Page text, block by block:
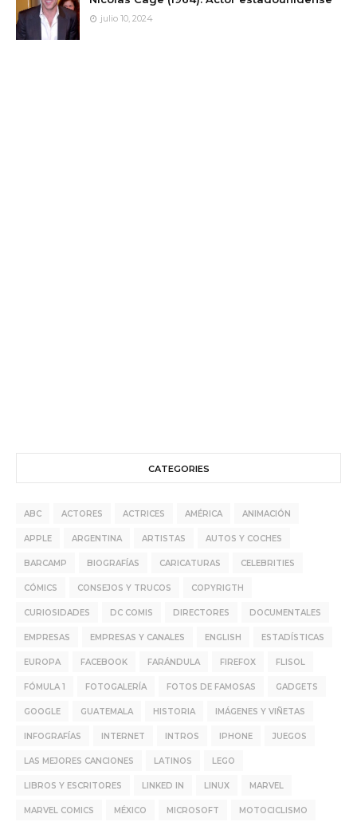
julio 10, 2024
CATEGORIES
ABC ACTORES ACTRICES AMÉRICA ANIMACIÓN
APPLE ARGENTINA ARTISTAS AUTOS Y COCHES
BARCAMP BIOGRAFÍAS CARICATURAS CELEBRITIES
CÓMICS CONSEJOS Y TRUCOS COPYRIGTH
CURIOSIDADES DC COMIS DIRECTORES DOCUMENTALES
EMPRESAS EMPRESAS Y CANALES ENGLISH ESTADÍSTICAS
EUROPA FACEBOOK FARÁNDULA FIREFOX FLISOL
FÓMULA 1 FOTOGALERÍA FOTOS DE FAMOSAS GADGETS
GOOGLE GUATEMALA HISTORIA IMÁGENES Y VIÑETAS
INFOGRAFÍAS INTERNET INTROS IPHONE JUEGOS
LAS MEJORES CANCIONES LATINOS LEGO
LIBROS Y ESCRITORES LINKED IN LINUX MARVEL
MARVEL COMICS MÉXICO MICROSOFT MOTOCICLISMO